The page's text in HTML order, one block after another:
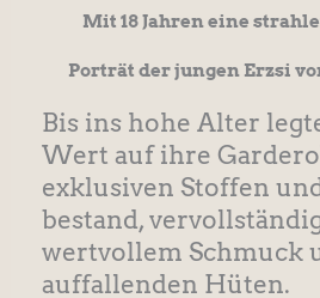
Mit 18 Jahren eine
Porträt der jungen Erzsi
Bis ins hohe Alter
Wert auf ihre
exklusiven Stoffen
bestand,
wertvollem Schmuck
auffallenden Hüten.